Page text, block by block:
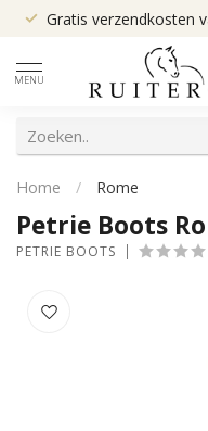
Gratis verzendkosten
MENU
Home / Rome
Petrie Boots
PETRIE BOOTS